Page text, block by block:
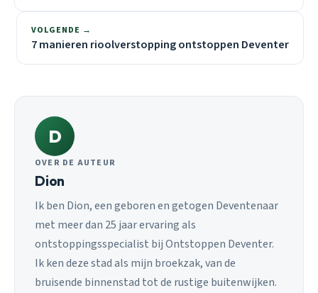
VOLGENDE →
7 manieren rioolverstopping ontstoppen Deventer
D
OVER DE AUTEUR
Dion
Ik ben Dion, een geboren en getogen Deventenaar
met meer dan 25 jaar ervaring als
ontstoppingsspecialist bij Ontstoppen Deventer.
Ik ken deze stad als mijn broekzak, van de
bruisende binnenstad tot de rustige buitenwijken.